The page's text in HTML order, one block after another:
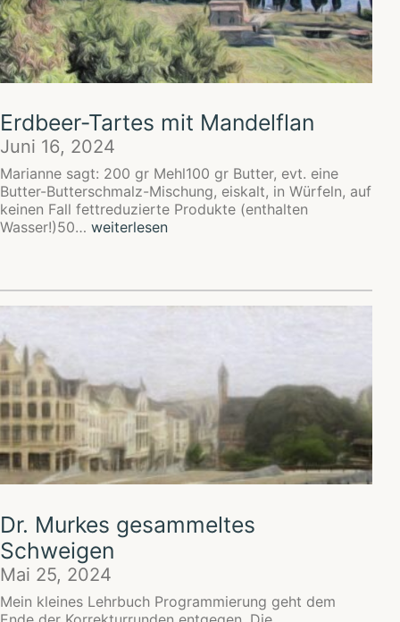
Erdbeer-Tartes mit Mandelflan
Juni 16, 2024
Marianne sagt: 200 gr Mehl100 gr Butter, evt. eine
Butter-Butterschmalz-Mischung, eiskalt, in Würfeln, auf
keinen Fall fettreduzierte Produkte (enthalten
Wasser!)50… Erdbeer-
weiterlesen
Dr. Murkes gesammeltes
Schweigen
Mai 25, 2024
Mein kleines Lehrbuch Programmierung geht dem